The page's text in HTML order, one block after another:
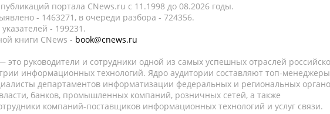
портала CNews.ru c 11.1998 до 08.2026 годы.
- 1463271, в очереди разбора - 724356.
- 199231.
книги CNews - book@cnews.ru
это руководители и сотрудники одной из самых успешных отраслей
информационных технологий. Ядро аудитории составляют топ-
департаментов информатизации федеральных и региональных
банков, промышленных компаний, розничных сетей, а также
компаний-поставщиков информационных технологий и услуг связи.